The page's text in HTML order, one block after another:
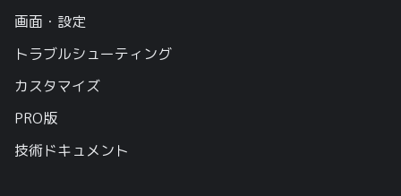
画面・設定
トラブルシューティング
カスタマイズ
PRO版
技術ドキュメント